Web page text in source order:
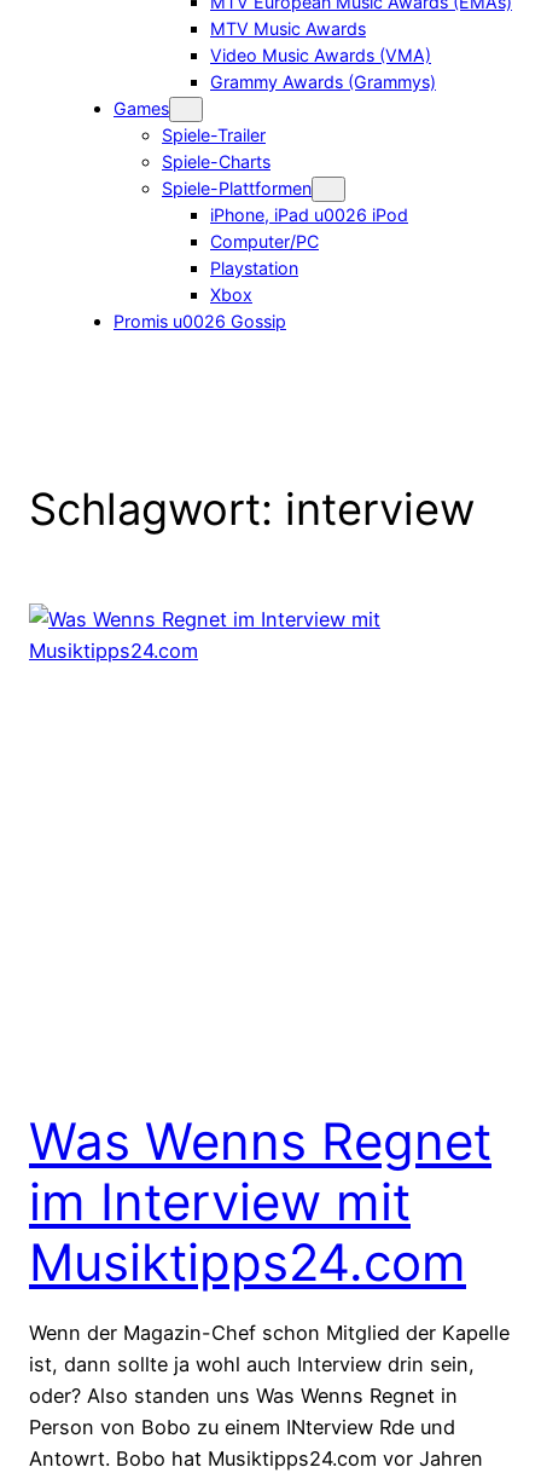
MTV Music Awards
Video Music Awards (VMA)
Grammy Awards (Grammys)
Games
Spiele-Trailer
Spiele-Charts
Spiele-Plattformen
iPhone, iPad u0026 iPod
Computer/PC
Playstation
Xbox
Promis u0026 Gossip
Schlagwort: interview
Was Wenns Regnet
im Interview mit
Musiktipps24.com
Wenn der Magazin-Chef schon Mitglied der Kapelle
ist, dann sollte ja wohl auch Interview drin sein,
oder? Also standen uns Was Wenns Regnet in
Person von Bobo zu einem INterview Rde und
Antowrt. Bobo hat Musiktipps24.com vor Jahren